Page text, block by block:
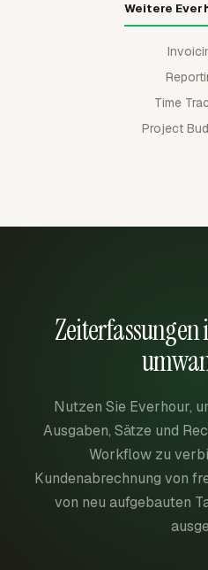
Weitere
Time
Project
Nutzen Sie Everhour,
Ausgaben, Sätze und
Workflow zu
Kundenabrechnung von
von neu aufgebauten